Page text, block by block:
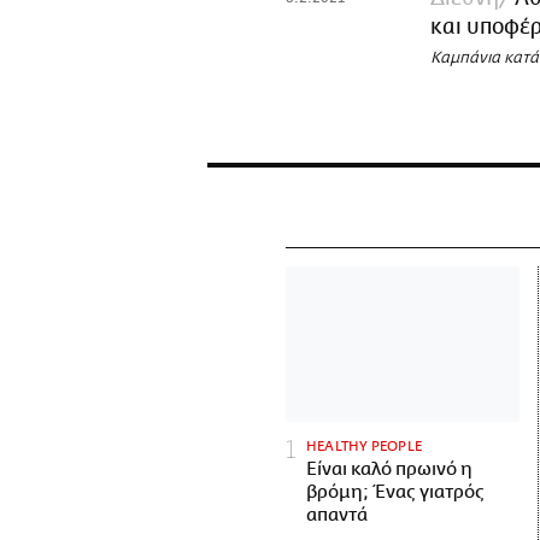
και
Καμπάνια κατά
HEALTHY PEOPLE
Είναι καλό πρωινό η
βρόμη; Ένας γιατρός
απαντά